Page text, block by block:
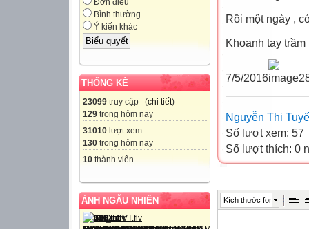
Đơn điệu
Bình thường
Ý kiến khác
THỐNG KÊ
23099 truy cập (chi tiết)
129 trong hôm nay
31010 lượt xem
130 trong hôm nay
10 thành viên
ẢNH NGẪU NHIÊN
Rồi một ngày ,
Khoanh tay
7/5/2016
Nguyễn Thị
Số lượt xem: 57
Số lượt thích: 0
Kích thước font